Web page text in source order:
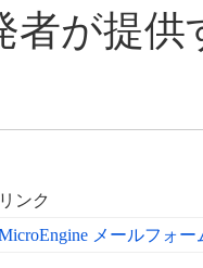
者が提供
リンク
メールフォ